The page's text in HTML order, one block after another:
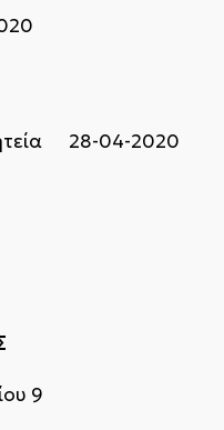
28-04-2020
9